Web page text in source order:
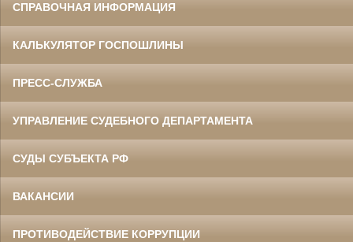
СПРАВОЧНАЯ ИНФОРМАЦИЯ
КАЛЬКУЛЯТОР ГОСПОШЛИНЫ
ПРЕСС-СЛУЖБА
УПРАВЛЕНИЕ СУДЕБНОГО ДЕПАРТАМЕНТА
СУДЫ СУБЪЕКТА РФ
ВАКАНСИИ
ПРОТИВОДЕЙСТВИЕ КОРРУПЦИИ